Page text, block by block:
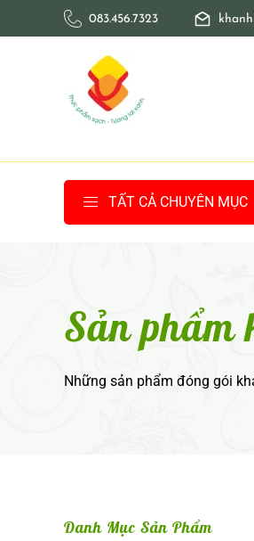
Skip to main content
083.456.7323
TẤT CẢ CHUYÊN MỤC
Sản phẩm
Những sản phẩm đóng gói
Danh Mục Sản Phẩm